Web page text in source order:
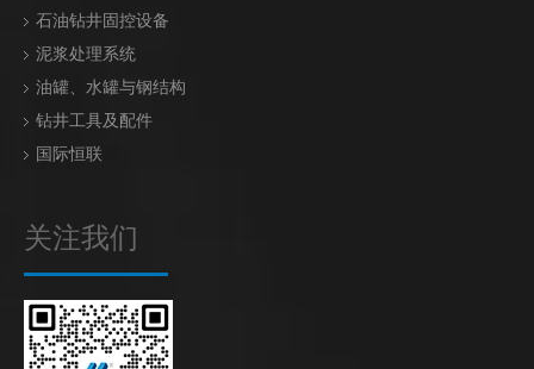
石油钻井固控设备
泥浆处理系统
油罐、水罐与钢结构
钻井工具及配件
国际恒联
关注我们